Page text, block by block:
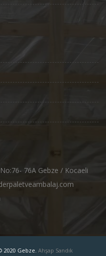
76A Gebze / Kocaeli
2020 Gebze. Ahşap Sandık